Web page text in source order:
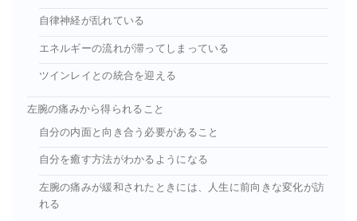
自律神経が乱れている
エネルギーの流れが滞ってしまっている
ツインレイとの統合を迎える
左腕の痛みから得られること
自分の内面と向き合う必要があること
自分を癒す方法がわかるようになる
左腕の痛みが緩和されたときには、人生に前向きな変化が訪
れる